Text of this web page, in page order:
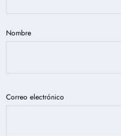
Nombre
Correo electrónico